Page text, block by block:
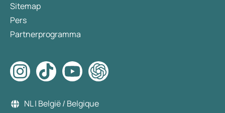
Sitemap
Pers
Partnerprogramma
NL | België / Belgique